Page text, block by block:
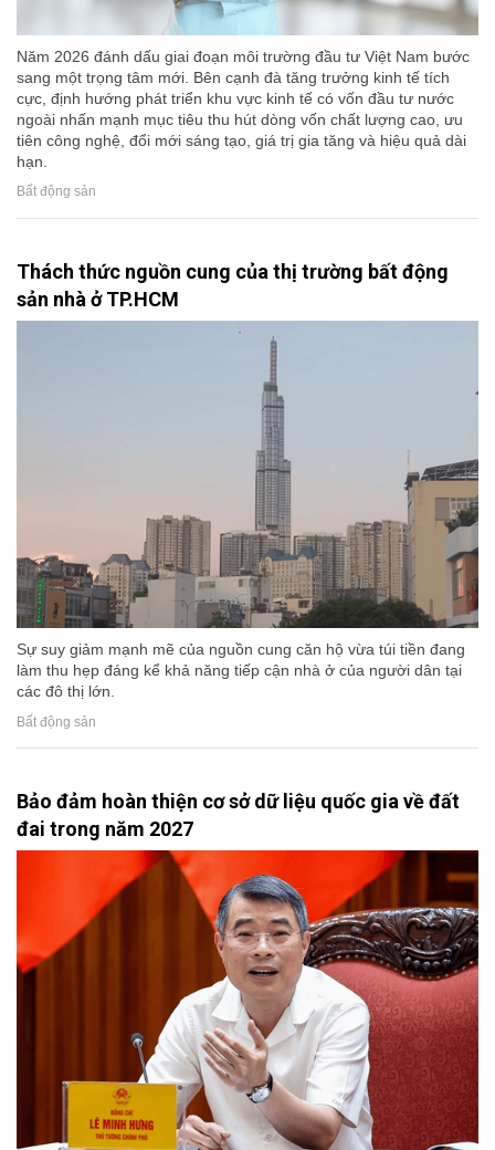
Năm 2026 đánh dấu giai đoạn môi trường đầu tư Việt Nam bước
sang một trọng tâm mới. Bên cạnh đà tăng trưởng kinh tế tích
cực, định hướng phát triển khu vực kinh tế có vốn đầu tư nước
ngoài nhấn mạnh mục tiêu thu hút dòng vốn chất lượng cao, ưu
tiên công nghệ, đổi mới sáng tạo, giá trị gia tăng và hiệu quả dài
hạn.
Bất động sản
Thách thức nguồn cung của thị trường bất động
sản nhà ở TP.HCM
Sự suy giảm mạnh mẽ của nguồn cung căn hộ vừa túi tiền đang
làm thu hẹp đáng kể khả năng tiếp cận nhà ở của người dân tại
các đô thị lớn.
Bất động sản
Bảo đảm hoàn thiện cơ sở dữ liệu quốc gia về đất
đai trong năm 2027